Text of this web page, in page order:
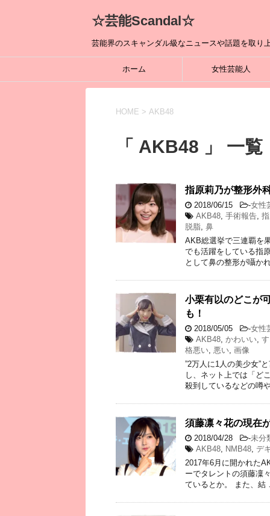
☆芸能Scandal☆
芸能界のスキャンダル級なニュースや話題を取り
ホーム 女性芸能人
HOME > AKB48
「 AKB48 」 一覧
指原莉乃が整形外
2018/06/15 -女性
AKB48, 手術報告,
脱脂, 鼻
AKB総選挙で三連覇を
でも活躍をしている指
として鼻の整形が囁か
小栗有以のどこが
も！
2018/05/05 -女性
AKB48, かわいい,
格悪い, 悪い, 画像
”2万人に1人の美少女”
し、ネット上では「ど
殺到しているなどの噂
須藤凛々花の現在
2018/04/28 -未分
AKB48, NMB48, デ
2017年6月に開かれた
ーでタレントの須藤凜
ているとか。 また、